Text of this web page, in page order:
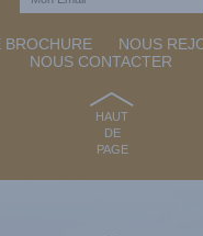
BROCHURE
NOUS
NOUS CONTACTER
HAUT
DE
PAGE